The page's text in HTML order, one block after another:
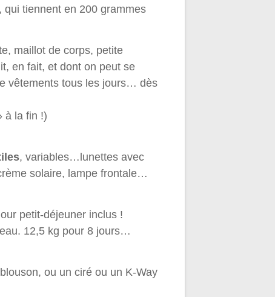
tiennent en 200 grammes
maillot de corps, petite
en fait, et dont on peut se
vêtements tous les jours… dès
à la fin !)
, variables…lunettes avec
solaire, lampe frontale…
petit-déjeuner inclus !
12,5 kg pour 8 jours…
ou un ciré ou un K-Way